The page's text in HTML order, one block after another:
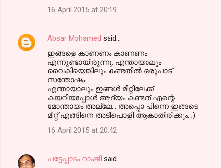
16 April 2015 at 20:19
Absar Mohamed said…
ഇങ്ങളെ കാണണം കാണണം
എന്നുണ്ടായിരുന്നു. എന്തായാലും
വൈകിയെങ്കിലും കണ്ടതില്‍ ഒരുപാട്
സന്തോഷം.
എന്തായാലും ഇങ്ങള്‍ മീറ്റിലേക്ക്
കയറിയപ്പോള്‍ ആദ്യം കണ്ടത് എന്റെ
മോന്തായം അല്ലേ... അപ്പൊ പിന്നെ ഇങ്ങടെ
മീറ്റ് എങ്ങിനെ അടിപൊളി ആകാതിരിക്കും. ;)
16 April 2015 at 20:42
പട്ടേപ്പാടം റാംജി said…